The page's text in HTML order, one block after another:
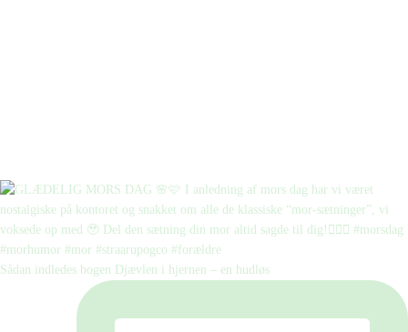
Sådan indledes bogen Djævlen i hjernen – en hudløs